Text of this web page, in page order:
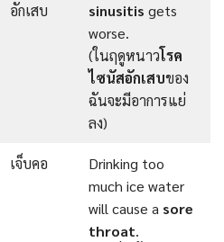
อักเสบ
sinusitis gets
worse.
(ในฤดูหนาวโรค
ไซนัสอักเสบของ
ฉันจะมีอาการแย่
ลง)
เจ็บคอ
Drinking too
much ice water
will cause a sore
throat.